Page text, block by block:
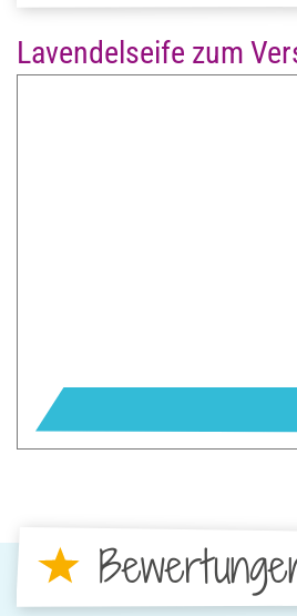
Lavendelseife zum